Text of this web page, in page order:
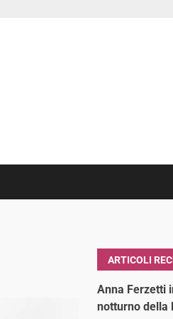
ARTICOLI
Anna Ferzetti
notturno della